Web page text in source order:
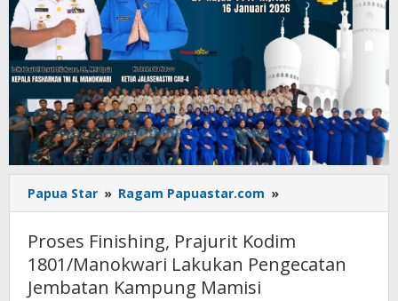
Papua Star » Ragam Papuastar.com »
Finishing,
Kodim
1801/Manokwari
Proses Finishing, Prajurit Kodim
1801/Manokwari Lakukan Pengecatan
Jembatan Kampung Mamisi